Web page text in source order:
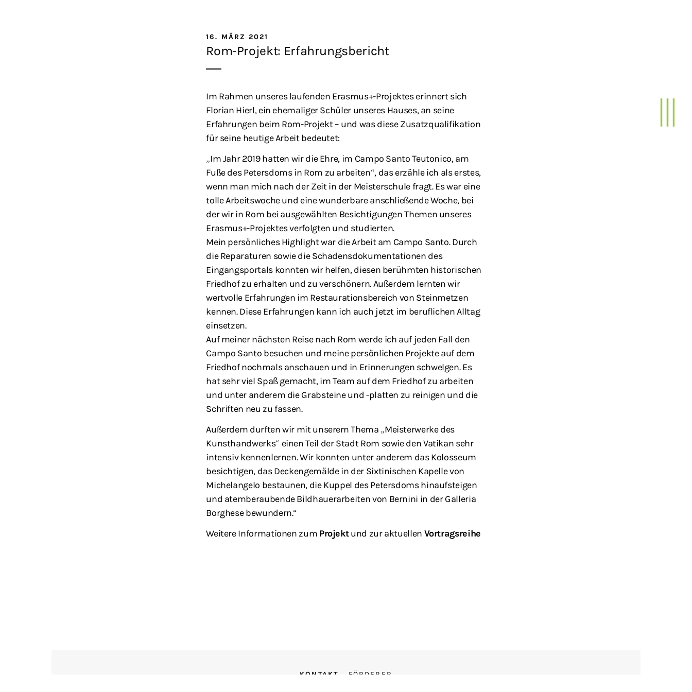
16. MÄRZ 2021
Rom-Projekt: Erfahrungsbericht
Im Rahmen unseres laufenden Erasmus+-Projektes erinnert sich
Florian Hierl, ein ehemaliger Schüler unseres Hauses, an seine
Erfahrungen beim Rom-Projekt – und was diese Zusatzqualifikation
für seine heutige Arbeit bedeutet:
„Im Jahr 2019 hatten wir die Ehre, im Campo Santo Teutonico, am
Fuße des Petersdoms in Rom zu arbeiten“, das erzähle ich als erstes,
wenn man mich nach der Zeit in der Meisterschule fragt. Es war eine
tolle Arbeitswoche und eine wunderbare anschließende Woche, bei
der wir in Rom bei ausgewählten Besichtigungen Themen unseres
Erasmus+-Projektes verfolgten und studierten.
Mein persönliches Highlight war die Arbeit am Campo Santo. Durch
die Reparaturen sowie die Schadensdokumentationen des
Eingangsportals konnten wir helfen, diesen berühmten historischen
Friedhof zu erhalten und zu verschönern. Außerdem lernten wir
wertvolle Erfahrungen im Restaurationsbereich von Steinmetzen
kennen. Diese Erfahrungen kann ich auch jetzt im beruflichen Alltag
einsetzen.
Auf meiner nächsten Reise nach Rom werde ich auf jeden Fall den
Campo Santo besuchen und meine persönlichen Projekte auf dem
Friedhof nochmals anschauen und in Erinnerungen schwelgen. Es
hat sehr viel Spaß gemacht, im Team auf dem Friedhof zu arbeiten
und unter anderem die Grabsteine und -platten zu reinigen und die
Schriften neu zu fassen.
Außerdem durften wir mit unserem Thema „Meisterwerke des
Kunsthandwerks“ einen Teil der Stadt Rom sowie den Vatikan sehr
intensiv kennenlernen. Wir konnten unter anderem das Kolosseum
besichtigen, das Deckengemälde in der Sixtinischen Kapelle von
Michelangelo bestaunen, die Kuppel des Petersdoms hinaufsteigen
und atemberaubende Bildhauerarbeiten von Bernini in der Galleria
Borghese bewundern.“
Weitere Informationen zum Projektund zur aktuellen Vortragsreihe
KONTAKT FÖRDERER